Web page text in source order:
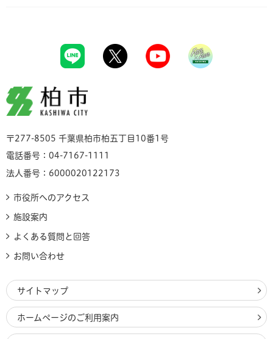
柏市
〒277-8505 千葉県柏市柏五丁目10番1号
電話番号：04-7167-1111
法人番号：6000020122173
市役所へのアクセス
施設案内
よくある質問と回答
お問い合わせ
サイトマップ
ホームページのご利用案内